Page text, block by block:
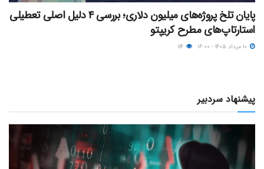
پایان تلخ پروژه‌های میلیون دلاری؛ بررسی ۴ دلیل اصلی تعطیلی
استارتاپ‌های مطرح کریپتو
پیشنهاد سردبیر